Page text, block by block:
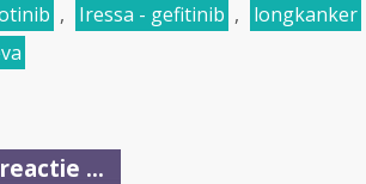
, Iressa - gefitinib ,
longkanker
...